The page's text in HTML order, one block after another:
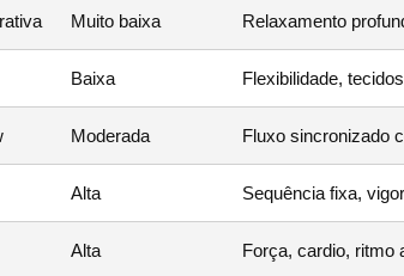
Muito baixa Relaxamento
Baixa Flexibilidade,
Moderada Fluxo sincronizado
Alta Sequência fixa,
Alta Força, cardio, ritmo